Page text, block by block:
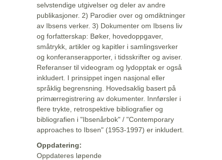
selvstendige utgivelser og deler av andre
publikasjoner. 2) Parodier over og omdiktninger
av Ibsens verker. 3) Dokumenter om Ibsens liv
og forfatterskap: Bøker, hovedoppgaver,
småtrykk, artikler og kapitler i samlingsverker
og konferanserapporter, i tidsskrifter og aviser.
Referanser til videogram og lydopptak er også
inkludert. I prinsippet ingen nasjonal eller
språklig begrensning. Hovedsaklig basert på
primærregistrering av dokumenter. Innførsler i
flere trykte, retrospektive bibliografier og
bibliografien i "Ibsenårbok" / "Contemporary
approaches to Ibsen" (1953-1997) er inkludert.
Oppdatering:
Oppdateres løpende